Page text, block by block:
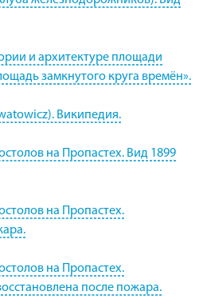
и архитектуре площади
замкнутого круга времён».
Википедия.
на Пропастех. Вид 1899
на Пропастех.
на Пропастех.
после пожара.